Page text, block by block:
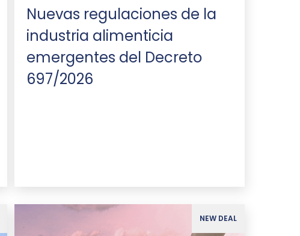
Nuevas regulaciones de la
industria alimenticia
emergentes del Decreto
697/2026
NEW DEAL